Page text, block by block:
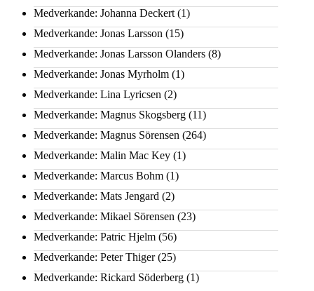
Medverkande: Johanna Deckert (1)
Medverkande: Jonas Larsson (15)
Medverkande: Jonas Larsson Olanders (8)
Medverkande: Jonas Myrholm (1)
Medverkande: Lina Lyricsen (2)
Medverkande: Magnus Skogsberg (11)
Medverkande: Magnus Sörensen (264)
Medverkande: Malin Mac Key (1)
Medverkande: Marcus Bohm (1)
Medverkande: Mats Jengard (2)
Medverkande: Mikael Sörensen (23)
Medverkande: Patric Hjelm (56)
Medverkande: Peter Thiger(25)
Medverkande: Rickard Söderberg (1)